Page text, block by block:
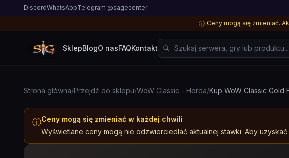
DiscordWhatsAppTelegram @sagecenter
ⓘ Ceny mogą się zmieniać.
SklepBlogO nasFAQKontaktSzukaj serwera, gry lub produktu...
Strona główna/Przejdź do sklepu/WoW Classic - Horda/Kup WoW Classic Gold
ⓘCeny mogą się zmieniać w każdej chwili
Wyświetlane ceny mogą nie odzwierciedlać aktualnej stawki. Aby